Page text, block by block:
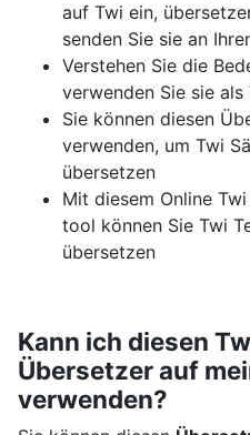
auf Twi ein,
senden Sie sie an
Verstehen Sie die
verwenden Sie sie
Sie können diesen
verwenden, um Twi
übersetzen
Mit diesem Online
tool können Sie Twi
übersetzen
Kann ich diesen
Übersetzer auf
verwenden?